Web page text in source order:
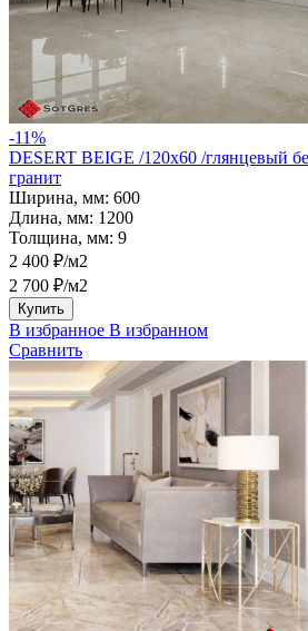
-11%
DESERT BEIGE /120х60 /глянцевый
гранит
Ширина, мм: 600
Длина, мм: 1200
Толщина, мм: 9
2 400 ₽/м2
2 700 ₽/м2
Купить
В избранное В избранном
Сравнить